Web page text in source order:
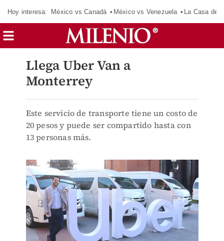
Hoy interesa: México vs Canadá México vs Venezuela La Casa de
Llega Uber Van a
Monterrey
Este servicio de transporte tiene un costo de
20 pesos y puede ser compartido hasta con
13 personas más.